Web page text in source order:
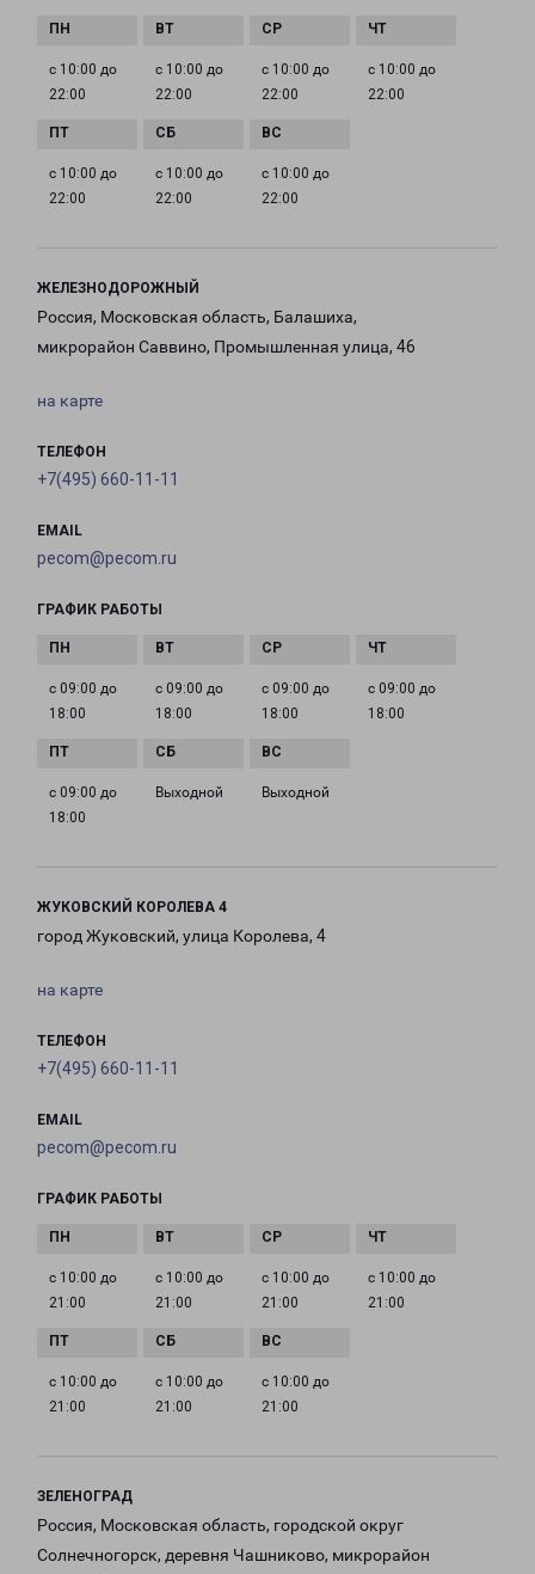
с 10:00 до
22:00
с 10:00 до
22:00
с 10:00 до
22:00
с 10:00 до
22:00
с 10:00 до
22:00
с 10:00 до
22:00
с 10:00 до
22:00
ЖЕЛЕЗНОДОРОЖНЫЙ
Россия, Московская область, Балашиха,
микрорайон Саввино, Промышленная улица, 46
на карте
ТЕЛЕФОН
+7(495) 660-11-11
EMAIL
pecom@pecom.ru
ГРАФИК РАБОТЫ
с 09:00 до
18:00
с 09:00 до
18:00
с 09:00 до
18:00
с 09:00 до
18:00
с 09:00 до
18:00
Выходной Выходной
ЖУКОВСКИЙ КОРОЛЕВА 4
город Жуковский, улица Королева, 4
на карте
ТЕЛЕФОН
+7(495) 660-11-11
EMAIL
pecom@pecom.ru
ГРАФИК РАБОТЫ
с 10:00 до
21:00
с 10:00 до
21:00
с 10:00 до
21:00
с 10:00 до
21:00
с 10:00 до
21:00
с 10:00 до
21:00
с 10:00 до
21:00
ЗЕЛЕНОГРАД
Россия, Московская область, городской округ
Солнечногорск, деревня Чашниково, микрорайон